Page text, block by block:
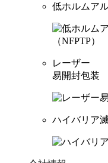
低ホルムア
レーザー
易開封包装
ハイバリア